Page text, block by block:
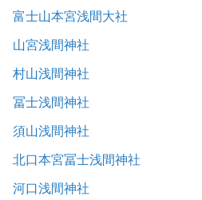
富士山本宮浅間大社
山宮浅間神社
村山浅間神社
冨士浅間神社
須山浅間神社
北口本宮冨士浅間神社
河口浅間神社